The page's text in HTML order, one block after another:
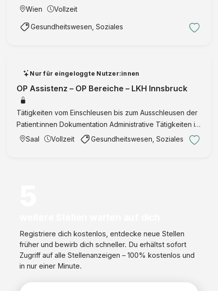
Tagesablaufkoordination, Zusammenarbeit mit
Wien Vollzeit
Gesundheitswesen, Soziales
Nur für eingeloggte Nutzer:innen
OP Assistenz – OP Bereiche – LKH Innsbruck
Tätigkeiten vom Einschleusen bis zum Ausschleusen der
Patient:innen Dokumentation Administrative Tätigkeiten im
Bestellwesen sowie Lagerung und Wartung von
Saal Vollzeit Gesundheitswesen, Soziales
Registriere dich kostenlos, entdecke neue Stellen
früher und bewirb dich schneller. Du erhältst sofort
Zugriff auf alle Stellenanzeigen – 100% kostenlos und
in nur einer Minute.